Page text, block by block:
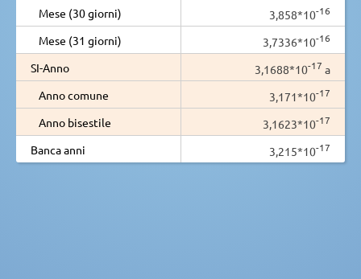
Mese (30 giorni) 3,858*10-16
Mese (31 giorni) 3,7336*10-16
SI-Anno 3,1688*10-17 a
Anno comune
3,171*10-17
Anno bisestile 3,1623*10-17
Banca anni 3,215*10-17